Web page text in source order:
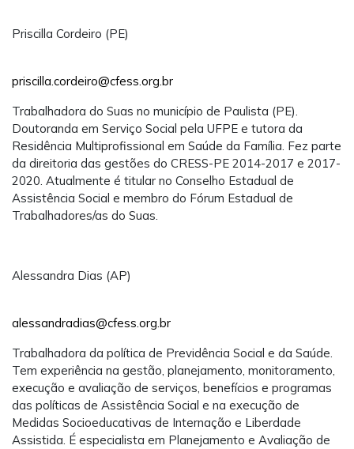
Priscilla Cordeiro (PE)
priscilla.cordeiro@cfess.org.br
Trabalhadora do Suas no município de Paulista (PE).
Doutoranda em Serviço Social pela UFPE e tutora da
Residência Multiprofissional em Saúde da Família. Fez parte
da direitoria das gestões do CRESS-PE 2014-2017 e 2017-
2020. Atualmente é titular no Conselho Estadual de
Assistência Social e membro do Fórum Estadual de
Trabalhadores/as do Suas.
Alessandra Dias (AP)
alessandradias@cfess.org.br
Trabalhadora da política de Previdência Social e da Saúde.
Tem experiência na gestão, planejamento, monitoramento,
execução e avaliação de serviços, benefícios e programas
das políticas de Assistência Social e na execução de
Medidas Socioeducativas de Internação e Liberdade
Assistida. É especialista em Planejamento e Avaliação de